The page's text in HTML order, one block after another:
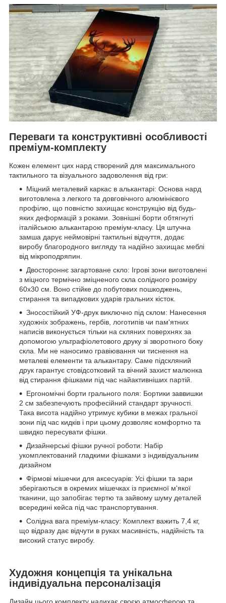
Переваги та конструктивні особливості
преміум-комплекту
Кожен елемент цих нард створений для максимального
тактильного та візуального задоволення від гри:
Міцний металевий каркас в алькантарі: Основа нард
виготовлена з легкого та довговічного алюмінієвого
профілю, що повністю захищає конструкцію від будь-
яких деформацій з роками. Зовнішні борти обтягнуті
італійською алькантарою преміум-класу. Ця штучна
замша дарує неймовірні тактильні відчуття, додає
виробу благородного вигляду та надійно захищає меблі
від мікроподряпин.
Двостороннє загартоване скло: Ігрові зони виготовлені
з міцного термічно зміцненого скла солідного розміру
60х30 см. Воно стійке до побутових пошкоджень,
стирання та випадкових ударів гральних кісток.
Зносостійкий УФ-друк виключно під склом: Нанесення
художніх зображень, гербів, логотипів чи пам'ятних
написів виконується тільки на скляних поверхнях за
допомогою ультрафіолетового друку зі зворотного боку
скла. Ми не наносимо гравіювання чи тиснення на
металеві елементи та алькантару. Саме підскляний
друк гарантує стовідсотковий та вічний захист малюнка
від стирання фішками під час найактивніших партій.
Ергономічні борти грального поля: Бортики заввишки
2 см забезпечують професійний стандарт зручності.
Така висота надійно утримує кубики в межах гральної
зони під час кидків і при цьому дозволяє комфортно та
швидко пересувати фішки.
Дизайнерські фішки ручної роботи: Набір
укомплектований гладкими фішками з індивідуальним
дизайном
Фірмові мішечки для аксесуарів: Усі фішки та зари
зберігаються в окремих мішечках із приємної м'якої
тканини, що запобігає тертю та зайвому шуму деталей
всередині кейса під час транспортування.
Солідна вага преміум-класу: Комплект важить 7,4 кг,
що відразу дає відчути в руках масивність, надійність та
високий статус виробу.
Художня концепція та унікальна
індивідуальна персоналізація